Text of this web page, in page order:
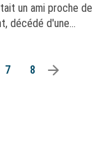
un ami proche de
décédé d'une
7 août.
à son mentor au
7 8 arrow_right